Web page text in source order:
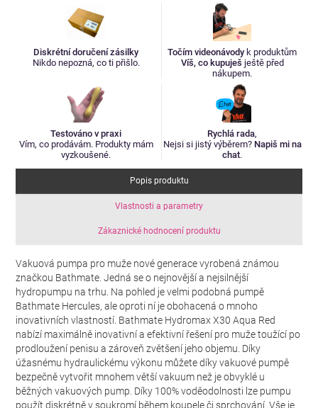
Diskrétní doručení zásilky
Nikdo nepozná, co ti přišlo.
Točím videonávody k produktům
Víš, co kupuješ ještě před
nákupem.
Testováno v praxi
Vím, co prodávám. Produkty mám
vyzkoušené.
Rychlá rada,
Nejsi si jistý výběrem? Napiš mi na
chat.
Popis produktu
Vlastnosti a parametry
Zákaznické hodnocení produktu
Vakuová pumpa pro muže nové generace vyrobená známou
značkou Bathmate. Jedná se o nejnovější a nejsilnější
hydropumpu na trhu. Na pohled je velmi podobná pumpě
Bathmate Hercules, ale oproti ní je obohacená o mnoho
inovativních vlastností. Bathmate Hydromax X30 Aqua Red
nabízí maximálně inovativní a efektivní řešení pro muže toužící po
prodloužení penisu a zároveň zvětšení jeho objemu. Díky
úžasnému hydraulickému výkonu můžete díky vakuové pumpě
bezpečně vytvořit mnohem větší vakuum než je obvyklé u
běžných vakuových pump. Díky 100% voděodolnosti lze pumpu
použít diskrétně v soukromí během koupele či sprchování. Vše je